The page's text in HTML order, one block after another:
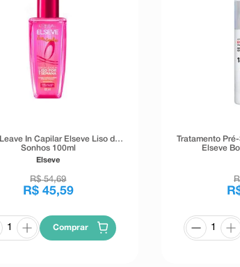
In Capilar Elseve Liso dos
Sonhos 100ml
Elseve
R$ 54,69
R$ 45,59
Comprar
Tratamento
Elseve